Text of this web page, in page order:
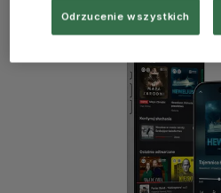
Odrzucenie wszystkich